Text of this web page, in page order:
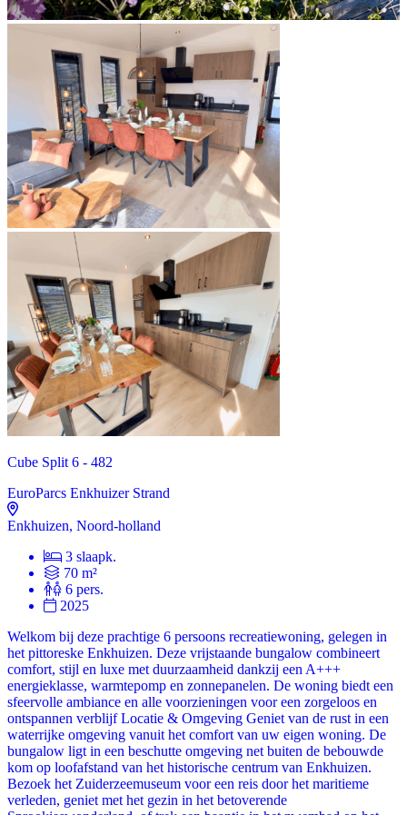
Cube Split 6 - 482
EuroParcs Enkhuizer Strand
Enkhuizen, Noord-holland
3 slaapk.
70 m²
6 pers.
2025
Welkom bij deze prachtige 6 persoons recreatiewoning, gelegen in
het pittoreske Enkhuizen. Deze vrijstaande bungalow combineert
comfort, stijl en luxe met duurzaamheid dankzij een A+++
energieklasse, warmtepomp en zonnepanelen. De woning biedt een
sfeervolle ambiance en alle voorzieningen voor een zorgeloos en
ontspannen verblijf Locatie & Omgeving Geniet van de rust in een
waterrijke omgeving vanuit het comfort van uw eigen woning. De
bungalow ligt in een beschutte omgeving net buiten de bebouwde
kom op loofafstand van het historische centrum van Enkhuizen.
Bezoek het Zuiderzeemuseum voor een reis door het maritieme
verleden, geniet met het gezin in het betoverende